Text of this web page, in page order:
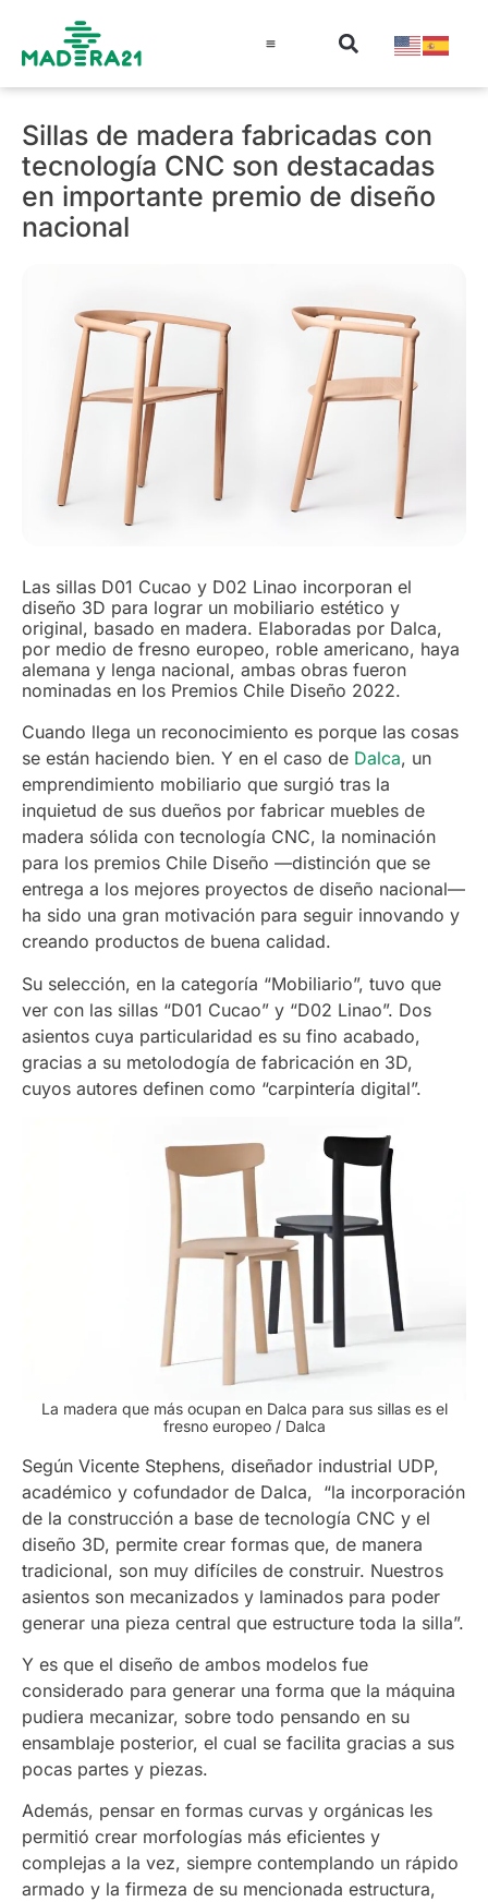
Sillas de madera fabricadas con
tecnología CNC son destacadas
en importante premio de diseño
nacional
Las sillas D01 Cucao y D02 Linao incorporan el
diseño 3D para lograr un mobiliario estético y
original, basado en madera. Elaboradas por Dalca,
por medio de fresno europeo, roble americano, haya
alemana y lenga nacional, ambas obras fueron
nominadas en los Premios Chile Diseño 2022.
Cuando llega un reconocimiento es porque las cosas
se están haciendo bien. Y en el caso de Dalca, un
emprendimiento mobiliario que surgió tras la
inquietud de sus dueños por fabricar muebles de
madera sólida con tecnología CNC, la nominación
para los premios Chile Diseño —distinción que se
entrega a los mejores proyectos de diseño nacional—
ha sido una gran motivación para seguir innovando y
creando productos de buena calidad.
Su selección, en la categoría “Mobiliario”, tuvo que
ver con las sillas “D01 Cucao” y “D02 Linao”. Dos
asientos cuya particularidad es su fino acabado,
gracias a su metolodogía de fabricación en 3D,
cuyos autores definen como “carpintería digital”.
La madera que más ocupan en Dalca para sus sillas es el
fresno europeo/ Dalca
Según Vicente Stephens, diseñador industrial UDP,
académico y cofundador de Dalca, “la incorporación
de la construcción a base de tecnología CNC y el
diseño 3D, permite crear formas que, de manera
tradicional, son muy difíciles de construir. Nuestros
asientos son mecanizados y laminados para poder
generar una pieza central que estructure toda la silla”.
Y es que el diseño de ambos modelos fue
considerado para generar una forma que la máquina
pudiera mecanizar, sobre todo pensando en su
ensamblaje posterior, el cual se facilita gracias a sus
pocas partes y piezas.
Además, pensar en formas curvas y orgánicas les
permitió crear morfologías más eficientes y
complejas a la vez, siempre contemplando un rápido
armado y la firmeza de su mencionada estructura,